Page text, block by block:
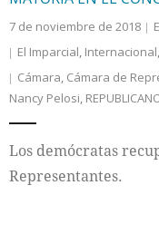
Colaboradores
Internacional
Cultura
7 de noviembre de 2018
El Imparcial, Internacional,
Cámara, Cámara de
Nancy Pelosi,
Los demócratas
Representantes.